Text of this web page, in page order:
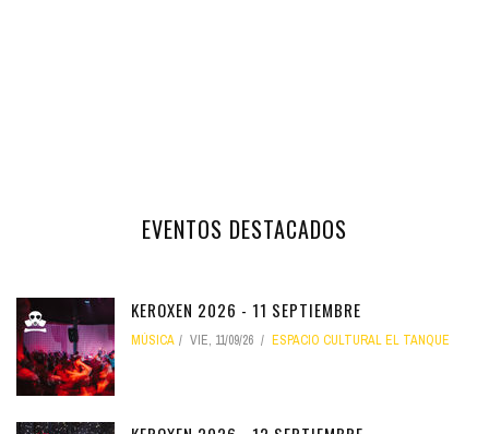
EVENTOS DESTACADOS
KEROXEN 2026 - 11 SEPTIEMBRE
MÚSICA VIE, 11/09/26 ESPACIO CULTURAL EL TANQUE